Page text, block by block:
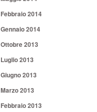
Febbraio 2014
Gennaio 2014
Ottobre 2013
Luglio 2013
Giugno 2013
Marzo 2013
Febbraio 2013